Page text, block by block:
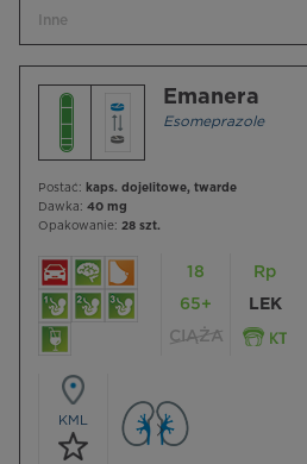
Inne
Emanera
Esomeprazole
Postać: kaps. dojelitowe, twarde
Dawka: 40 mg
Opakowanie: 28 szt.
18
65+
CIĄŻA
Rp
LEK
KML